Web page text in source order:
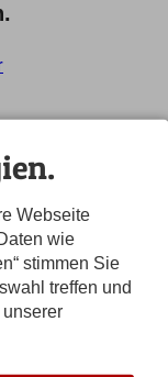
Webseite
wie
stimmen Sie
treffen und